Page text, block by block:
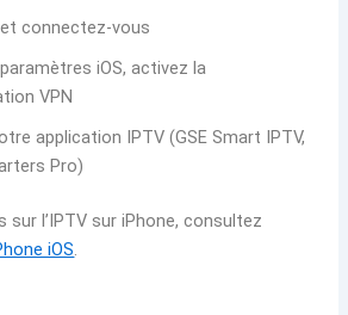
connectez-vous
iOS, activez la
VPN
application IPTV (GSE Smart IPTV,
Pro)
sur l’IPTV sur iPhone, consultez
iOS.